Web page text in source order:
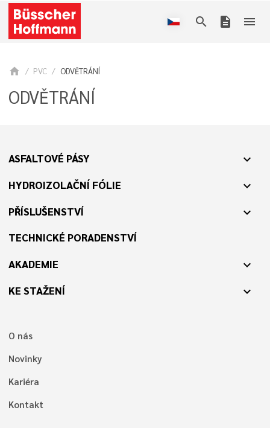
search description menu
home PVC ODVĚTRÁNÍ
ODVĚTRÁNÍ
ASFALTOVÉ PÁSY expand_more
HYDROIZOLAČNÍ FÓLIE expand_more
PŘÍSLUŠENSTVÍ expand_more
TECHNICKÉ PORADENSTVÍ
AKADEMIE
expand_more
KE STAŽENÍ expand_more
O nás
Novinky
Kariéra
Kontakt